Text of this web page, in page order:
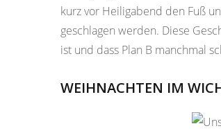
kurz vor Heiligabend den Fuß
geschlagen werden. Diese
ist und dass Plan B manchmal
WEIHNACHTEN IM